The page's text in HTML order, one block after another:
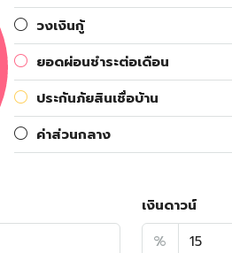
วงเงินกู้
ยอดผ่อนชำระต่อเดือน
ประกันภัยสินเชื่อบ้าน
ค่าส่วนกลาง
เงินดาวน์
%